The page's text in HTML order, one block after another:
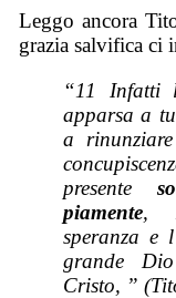
Leggo ancora
grazia salvifica ci
“11 Infatti
apparsa a
a
presente
piamente,
speranza e
grande
Cristo, ”